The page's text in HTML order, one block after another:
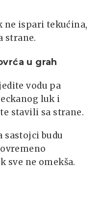
ne ispari tekućina,
strane.
u grah
vodu pa
luk i
stavili sa strane.
sastojci budu
sve ne omekša.